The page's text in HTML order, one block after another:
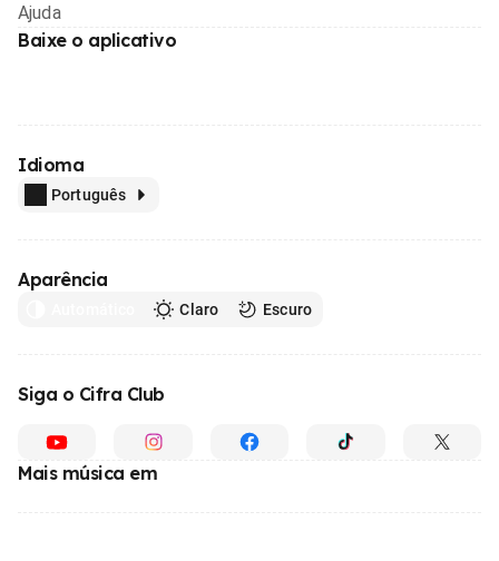
Ajuda
Baixe o aplicativo
Idioma
Português
Aparência
Claro Escuro
Siga o Cifra Club
Mais música em